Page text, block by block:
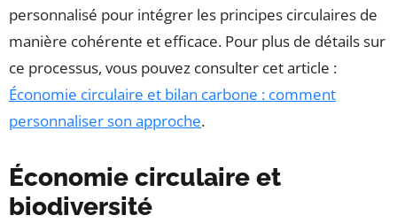
personnalisé pour intégrer les principes circulaires de
manière cohérente et efficace. Pour plus de détails sur
ce processus, vous pouvez consulter cet article :
Économie circulaire et bilan carbone : comment
personnaliser son approche.
Économie circulaire et
biodiversité